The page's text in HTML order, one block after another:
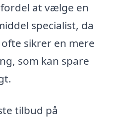
at vælge en
specialist, da
sikrer en mere
som kan spare
tilbud på